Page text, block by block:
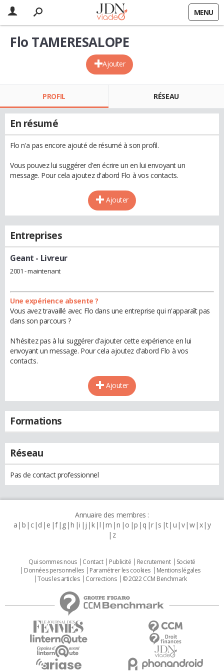
MENU
Ajouter
Flo TAMERESALOPE
PROFIL RÉSEAU
En résumé
Flo n'a pas encore ajouté de résumé à son profil.
Vous pouvez lui suggérer d'en écrire un en lui envoyant un
message. Pour cela ajoutez d'abord Flo à vos contacts.
Ajouter
Entreprises
Geant - Livreur
2001 - maintenant
Une expérience absente ?
Vous avez travaillé avec Flo dans une entreprise qui n'apparaît pas
dans son parcours ?
N'hésitez pas à lui suggérer d'ajouter cette expérience en lui
envoyant un message. Pour cela ajoutez d'abord Flo à vos
contacts.
Ajouter
Formations
Réseau
Pas de contact professionnel
Annuaire des membres :
a b c d e f g h i j k l m n o p q r s t u v w x y
z
Qui sommes nous Contact Publicité Recrutement
Societé
Données personnelles
Paramétrer les cookies
Mentions légales
Tous les articles
Corrections © 2022 CCM Benchmark